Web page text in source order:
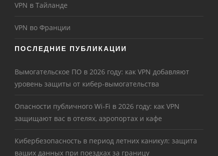
VPN в Тайланде
VPN во Франции
ПОСЛЕДНИЕ ПУБЛИКАЦИИ
Вымогательское ПО в 2026 году: как VPN добавляют
уровень защиты от кибер-вымогательства
Опасности публичного Wi-Fi в 2026 году: как VPN
защищают вас в отелях, аэропортах и кафе
Кибербезопасность в период летних каникул: защита
ваших данных при поездках за границу